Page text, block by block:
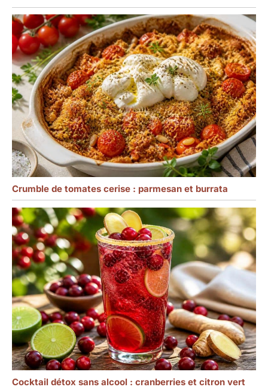
Crumble de tomates cerise : parmesan et burrata
Cocktail détox sans alcool : cranberries et citron vert